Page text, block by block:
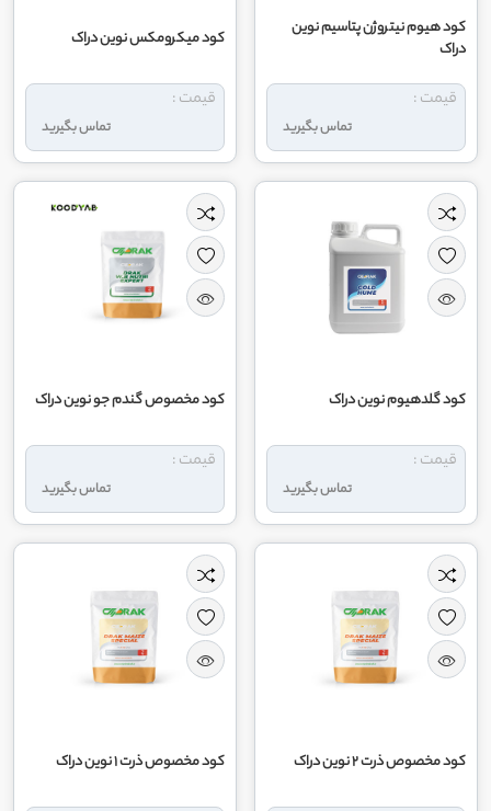
کود هیوم نیتروژن پتاسیم نوین
دراک
تماس بگیرید
قیمت :
کود میکرومکس نوین دراک
تماس بگیرید
قیمت :
کود گلدهیوم نوین دراک
تماس بگیرید
قیمت :
کود مخصوص گندم جو نوین دراک
تماس بگیرید
قیمت :
کود مخصوص ذرت 2 نوین دراک کود مخصوص ذرت 1 نوین دراک